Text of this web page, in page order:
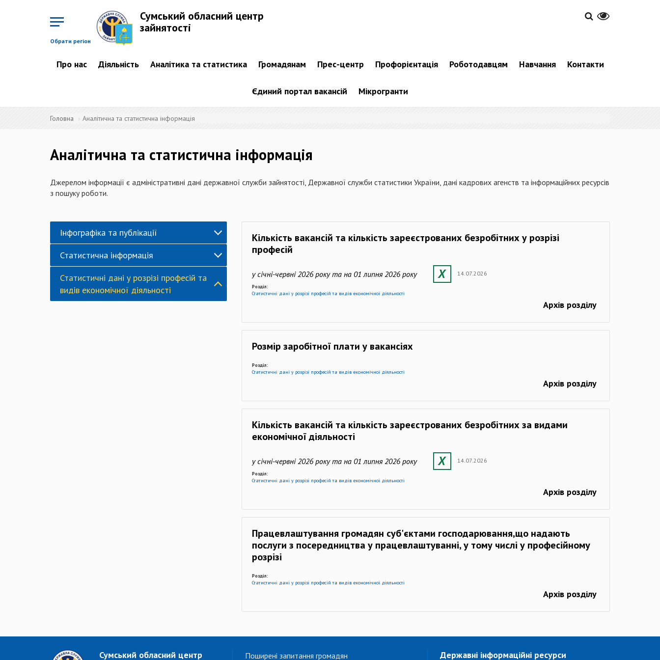
Обрати регіон
Сумський обласний центр
зайнятості
Про нас Діяльність Аналітика та статистика Громадянам Прес-центр Профорієнтація Роботодавцям Навчання Контакти
Єдиний портал вакансій Мікрогранти
Головна Аналітична та статистична інформація
Аналітична та статистична інформація
Джерелом інформації є адміністративні дані державної служби зайнятості, Державної служби статистики України, дані кадрових агенств та інформаційних ресурсів
з пошуку роботи.
Інфографіка та публікації
Статистична інформація
Статистичні дані у розрізі професій та
видів економічної діяльності
Кількість вакансій та кількість зареєстрованих безробітних у розрізі
професій
у січні-червні 2026 року та на 01 липня 2026 року 14.07.2026
Розділ:
Статистичні дані у розрізі професій та видів економічної діяльності
Архів розділу
Розмір заробітної плати у вакансіях
Розділ:
Статистичні дані у розрізі професій та видів економічної діяльності
Архів розділу
Кількість вакансій та кількість зареєстрованих безробітних за видами
економічної діяльності
у січні-червні 2026 року та на 01 липня 2026 року 14.07.2026
Розділ:
Статистичні дані у розрізі професій та видів економічної діяльності
Архів розділу
Працевлаштування громадян суб'єктами господарювання,що надають
послуги з посередництва у працевлаштуванні, у тому числі у професійному
розрізі
Розділ:
Статистичні дані у розрізі професій та видів економічної діяльності
Архів розділу
Сумський обласний центр Поширені запитання громадян Державні інформаційні ресурси